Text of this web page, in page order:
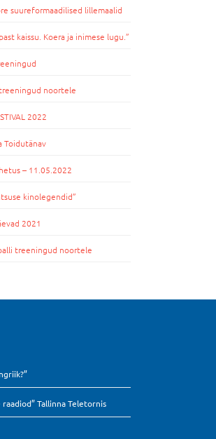
suureformaadilised lillemaalid
kaissu. Koera ja inimese lugu.”
noortele
2022
Toidutänav
– 11.05.2022
kinolegendid”
2021
treeningud noortele
Tallinna Teletornis